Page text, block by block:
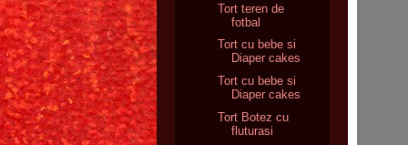
Tort teren de
fotbal
Tort cu bebe si
Diaper cakes
Tort cu bebe si
Diaper cakes
Tort Botez cu
fluturasi